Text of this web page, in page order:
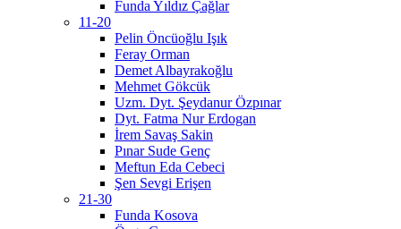
Funda Yıldız Çağlar
11-20
Pelin Öncüoğlu Işık
Feray Orman
Demet Albayrakoğlu
Mehmet Gökcük
Uzm. Dyt. Şeydanur Özpınar
Dyt. Fatma Nur Erdogan
İrem Savaş Sakin
Pınar Sude Genç
Meftun Eda Cebeci
Şen Sevgi Erişen
21-30
Funda Kosova